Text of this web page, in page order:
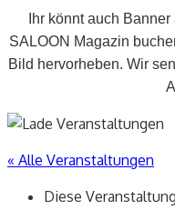
Ihr könnt auch
SALOON Magazin
Bild hervorheben. Wir
« Alle Veranstaltungen
Diese